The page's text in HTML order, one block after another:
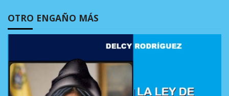
OTRO ENGAÑO MÁS